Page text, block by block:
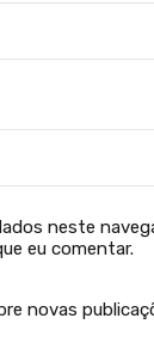
neste
eu comentar.
novas